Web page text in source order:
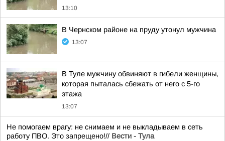
13:10
В Чернском районе на пруду утонул мужчина
13:07
В Туле мужчину обвиняют в гибели женщины,
которая пыталась сбежать от него с 5-го
этажа
13:07
Не помогаем врагу: не снимаем и не выкладываем в сеть
работу ПВО. Это запрещено!// Вести - Тула